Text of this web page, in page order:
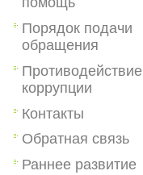
Порядок подачи
обращения
Противодействие
коррупции
Контакты
Обратная связь
Раннее развитие